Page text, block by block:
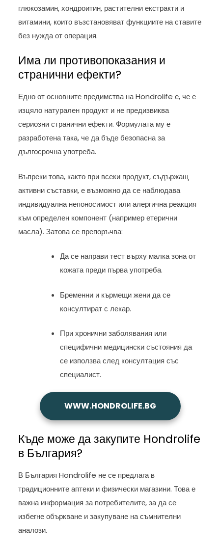
глюкозамин, хондроитин, растителни екстракти и
витамини, които възстановяват функциите на ставите
без нужда от операция.
Има ли противопоказания и
странични ефекти?
Едно от основните предимства на Hondrolife е, че е
изцяло натурален продукт и не предизвиква
сериозни странични ефекти. Формулата му е
разработена така, че да бъде безопасна за
дългосрочна употреба.
Въпреки това, както при всеки продукт, съдържащ
активни съставки, е възможно да се наблюдава
индивидуална непоносимост или алергична реакция
към определен компонент (например етерични
масла). Затова се препоръчва:
Да се направи тест върху малка зона от
кожата преди първа употреба.
Бременни и кърмещи жени да се
консултират с лекар.
При хронични заболявания или
специфични медицински състояния да
се използва след консултация със
специалист.
WWW.HONDROLIFE.BG
Къде може да закупите Hondrolife
в България?
В България Hondrolife не се предлага в
традиционните аптеки и физически магазини. Това е
важна информация за потребителите, за да се
избегне объркване и закупуване на съмнителни
аналози.